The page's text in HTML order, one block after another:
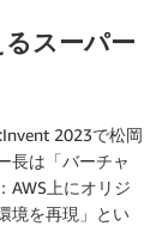
スーパー
2023で松岡
長は「バーチャ
AWS上にオリジ
境を再現」とい